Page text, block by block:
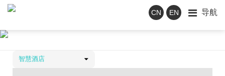
CN EN 导航
智慧酒店 